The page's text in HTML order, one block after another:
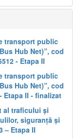
transport public
Hub Net)”, cod
- Etapa II
transport public
Hub Net)”, cod
Etapa II - finalizat
al traficului și
siguranță și
– Etapa II